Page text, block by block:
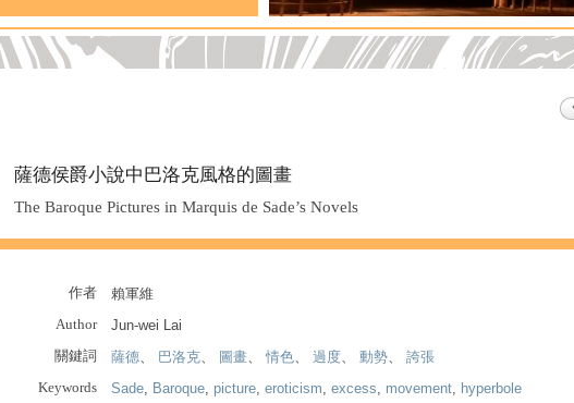
薩德侯爵小說中巴洛克風格的圖畫
The Baroque Pictures in Marquis de Sade’s Novels
作者
賴軍維
Author
Jun-wei Lai
關鍵詞
薩德、 巴洛克、 圖畫、 情色、 過度、 動勢、 誇張
Keywords
Sade, Baroque, picture, eroticism, excess, movement, hyperbole